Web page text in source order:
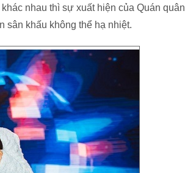
nhau thì sự xuất hiện của Quán quân
sân khấu không thể hạ nhiệt.